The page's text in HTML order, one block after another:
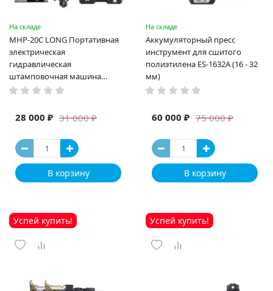
На складе
MHP-20C LONG Портативная
электрическая
гидравлическая
штамповочная машина
высокая мощность и мощный
машина
31 000 ₽
28 000 ₽
В корзину
На складе
Аккумуляторный пресс
инструмент для сшитого
полиэтилена ES-1632A (16 - 32
мм)
75 000 ₽
60 000 ₽
В корзину
Успей купить! Успей купить!